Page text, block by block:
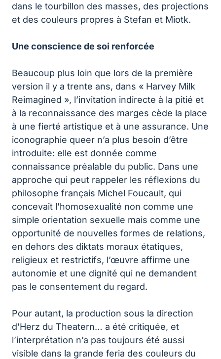
dans le tourbillon des masses, des projections
et des couleurs propres à Stefan et Miotk.
Une conscience de soi renforcée
Beaucoup plus loin que lors de la première
version il y a trente ans, dans « Harvey Milk
Reimagined », l’invitation indirecte à la pitié et
à la reconnaissance des marges cède la place
à une fierté artistique et à une assurance. Une
iconographie queer n’a plus besoin d’être
introduite: elle est donnée comme
connaissance préalable du public. Dans une
approche qui peut rappeler les réflexions du
philosophe français Michel Foucault, qui
concevait l’homosexualité non comme une
simple orientation sexuelle mais comme une
opportunité de nouvelles formes de relations,
en dehors des diktats moraux étatiques,
religieux et restrictifs, l’œuvre affirme une
autonomie et une dignité qui ne demandent
pas le consentement du regard.
Pour autant, la production sous la direction
d’Herz du Theatern… a été critiquée, et
l’interprétation n’a pas toujours été aussi
visible dans la grande feria des couleurs du